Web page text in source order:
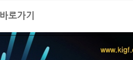
로가기